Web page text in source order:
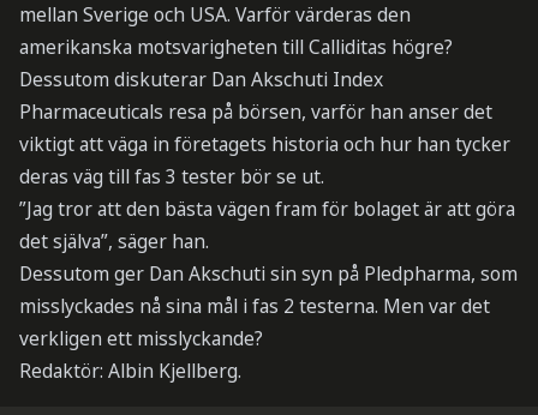
mellan Sverige och USA. Varför värderas den
amerikanska motsvarigheten till Calliditas högre?
Dessutom diskuterar Dan Akschuti Index
Pharmaceuticals resa på börsen, varför han anser det
viktigt att väga in företagets historia och hur han tycker
deras väg till fas 3 tester bör se ut.
”Jag tror att den bästa vägen fram för bolaget är att göra
det själva”, säger han.
Dessutom ger Dan Akschuti sin syn på Pledpharma, som
misslyckades nå sina mål i fas 2 testerna. Men var det
verkligen ett misslyckande?
Redaktör: Albin Kjellberg.